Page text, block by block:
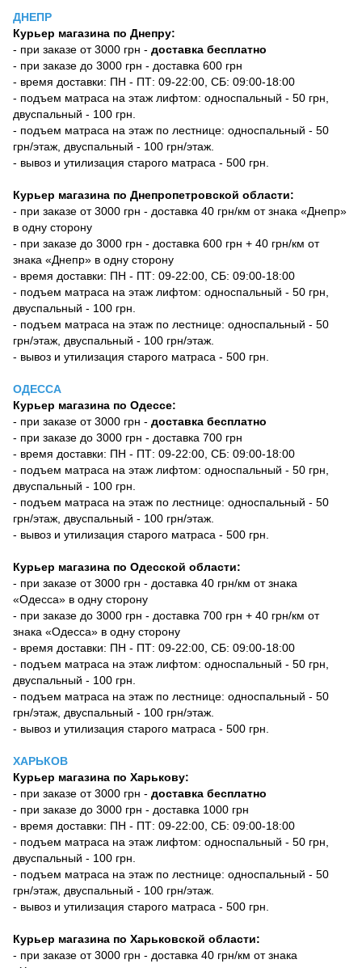
ДНЕПР
Курьер магазина по Днепру:
- при заказе от 3000 грн - доставка бесплатно
- при заказе до 3000 грн - доставка 600 грн
- время доставки: ПН - ПТ: 09-22:00, СБ: 09:00-18:00
- подъем матраса на этаж лифтом: односпальный - 50 грн,
двуспальный - 100 грн.
- подъем матраса на этаж по лестнице: односпальный - 50
грн/этаж, двуспальный - 100 грн/этаж.
- вывоз и утилизация старого матраса - 500 грн.
Курьер магазина по Днепропетровской области:
- при заказе от 3000 грн - доставка 40 грн/км от знака «Днепр»
в одну сторону
- при заказе до 3000 грн - доставка 600 грн + 40 грн/км от
знака «Днепр» в одну сторону
- время доставки: ПН - ПТ: 09-22:00, СБ: 09:00-18:00
- подъем матраса на этаж лифтом: односпальный - 50 грн,
двуспальный - 100 грн.
- подъем матраса на этаж по лестнице: односпальный - 50
грн/этаж, двуспальный - 100 грн/этаж.
- вывоз и утилизация старого матраса - 500 грн.
ОДЕССА
Курьер магазина по Одессе:
- при заказе от 3000 грн - доставка бесплатно
- при заказе до 3000 грн - доставка 700 грн
- время доставки: ПН - ПТ: 09-22:00, СБ: 09:00-18:00
- подъем матраса на этаж лифтом: односпальный - 50 грн,
двуспальный - 100 грн.
- подъем матраса на этаж по лестнице: односпальный - 50
грн/этаж, двуспальный - 100 грн/этаж.
- вывоз и утилизация старого матраса - 500 грн.
Курьер магазина по Одесской области:
- при заказе от 3000 грн - доставка 40 грн/км от знака
«Одесса» в одну сторону
- при заказе до 3000 грн - доставка 700 грн + 40 грн/км от
знака «Одесса» в одну сторону
- время доставки: ПН - ПТ: 09-22:00, СБ: 09:00-18:00
- подъем матраса на этаж лифтом: односпальный - 50 грн,
двуспальный - 100 грн.
- подъем матраса на этаж по лестнице: односпальный - 50
грн/этаж, двуспальный - 100 грн/этаж.
- вывоз и утилизация старого матраса - 500 грн.
ХАРЬКОВ
Курьер магазина по Харькову:
- при заказе от 3000 грн - доставка бесплатно
- при заказе до 3000 грн - доставка 1000 грн
- время доставки: ПН - ПТ: 09-22:00, СБ: 09:00-18:00
- подъем матраса на этаж лифтом: односпальный - 50 грн,
двуспальный - 100 грн.
- подъем матраса на этаж по лестнице: односпальный - 50
грн/этаж, двуспальный - 100 грн/этаж.
- вывоз и утилизация старого матраса - 500 грн.
Курьер магазина по Харьковской области:
- при заказе от 3000 грн - доставка 40 грн/км от знака